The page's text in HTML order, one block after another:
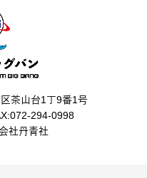
茶山台1丁9番1号
294-0998
社丹青社